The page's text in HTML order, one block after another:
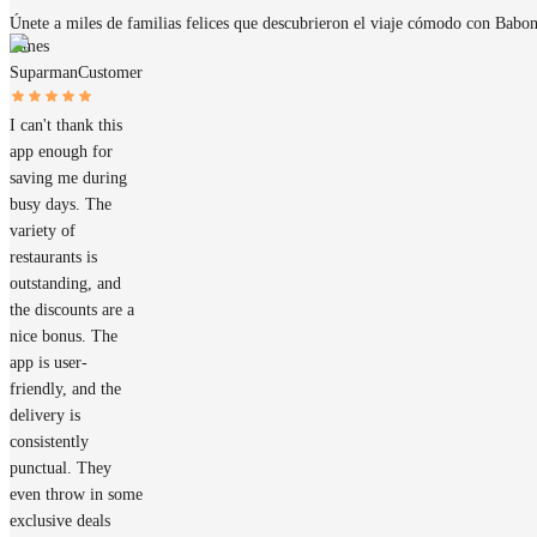
Únete a miles de familias felices que descubrieron el viaje cómodo con
James
SuparmanCustomer
I can't thank this
app enough for
saving me during
busy days. The
variety of
restaurants is
outstanding, and
the discounts are a
nice bonus. The
app is user-
friendly, and the
delivery is
consistently
punctual. They
even throw in some
exclusive deals